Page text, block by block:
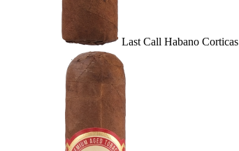
Last Call Habano Corticas